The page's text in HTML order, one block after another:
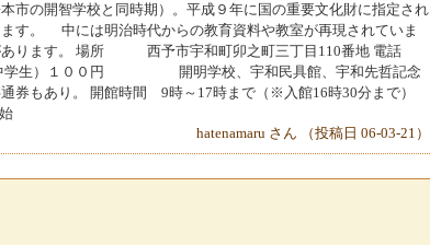
市の開智学校と同時期）。平成９年に国の重要文化財に指定され
す。 中には明治時代からの教育資料や教室が再現されていま
あります。 場所 西予市宇和町卯之町三丁目110番地 電話
学生）１００円 開明学校、宇和民具館、宇和先哲記念
券もあり。 開館時間 9時～17時まで（※入館16時30分まで）
hatenamaru さん （投稿日 06-03-21）